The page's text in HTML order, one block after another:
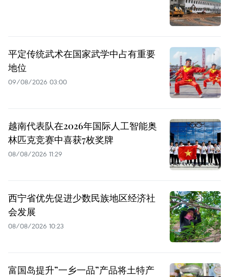
平定传统武术在国家武学中占有重要
地位
09/08/2026 03:00
越南代表队在2026年国际人工智能奥
林匹克竞赛中喜获7枚奖牌
08/08/2026 11:29
西宁省优先促进少数民族地区经济社
会发展
08/08/2026 10:23
富国岛提升”一乡一品”产品将土特产